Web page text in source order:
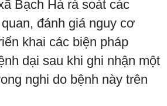
Bạch Hà rà soát các
đánh giá nguy cơ
khai các biện pháp
dại sau khi ghi nhận một
nghi do bệnh này trên